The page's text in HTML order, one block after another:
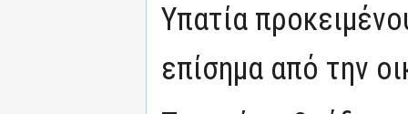
Υπατία
επίσημα από την